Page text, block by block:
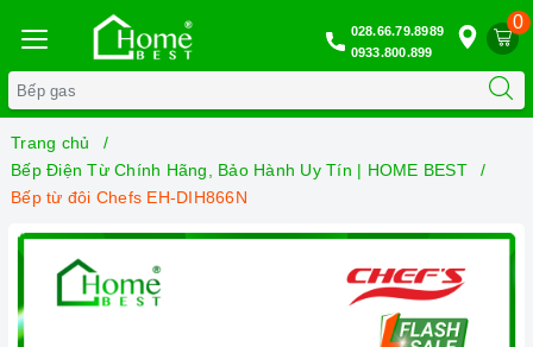
0
028.66.79.8989
0933.800.899
Trang chủ
Bếp Điện Từ Chính Hãng, Bảo Hành Uy Tín | HOME BEST
Bếp từ đôi Chefs EH-DIH866N